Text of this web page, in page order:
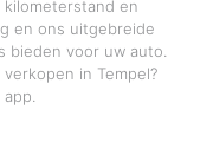
en
en ons uitgebreide
bieden voor uw auto.
in Tempel?